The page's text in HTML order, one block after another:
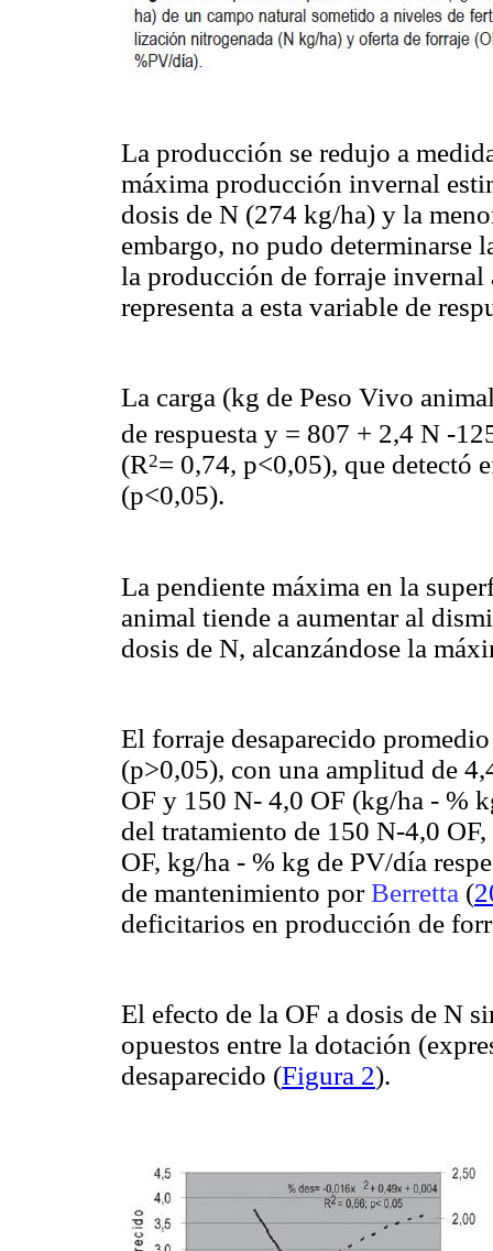
La producción se redujo a
máxima producción invernal
dosis de N (274 kg/ha) y la
embargo, no pudo determinarse
la producción de forraje
representa a esta variable de
La carga (kg de Peso Vivo
de respuesta y = 807 + 2,4 N -
(R2= 0,74, p<0,05), que detectó
(p<0,05).
La pendiente máxima en la
animal tiende a aumentar al
dosis de N, alcanzándose la
El forraje desaparecido
(p>0,05), con una amplitud de
OF y 150 N- 4,0 OF (kg/ha - %
del tratamiento de 150 N-4,0
OF, kg/ha - % kg de PV/día
de mantenimiento porBerretta (
deficitarios en producción de
El efecto de la OF a dosis de N
opuestos entre la dotación
desaparecido (Figura 2).